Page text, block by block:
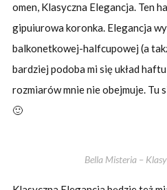
omen, Klasyczna Elegancja. Ten
gipuiurowa koronka. Elegancja
balkonetkowej-halfcupowej (a
bardziej podoba mi się układ
rozmiarów mnie nie obejmuje. Tu
🙂
Bella Misteria –